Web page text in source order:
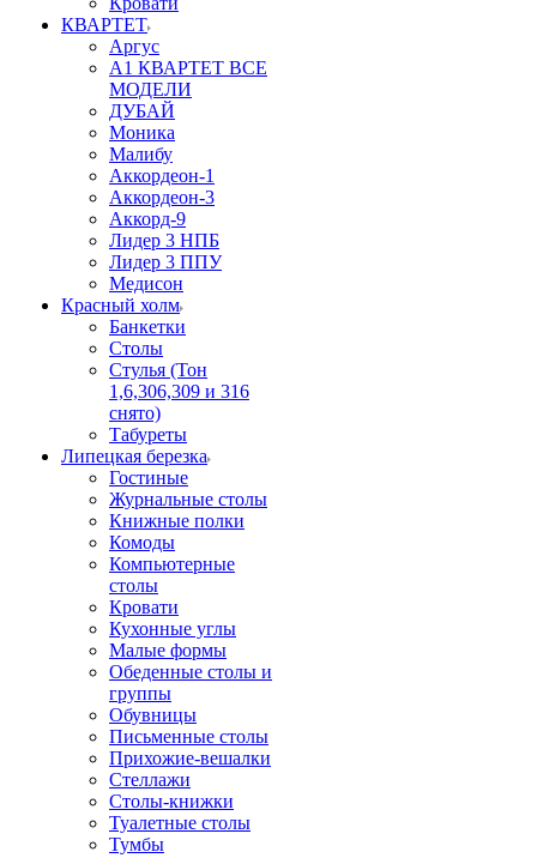
КВАРТЕТ
Аргус
А1 КВАРТЕТ ВСЕ
МОДЕЛИ
ДУБАЙ
Моника
Малибу
Аккордеон-1
Аккордеон-3
Аккорд-9
Лидер 3 НПБ
Лидер 3 ППУ
Медисон
Красный холм
Банкетки
Столы
Стулья (Тон
1,6,306,309 и 316
снято)
Табуреты
Липецкая березка
Гостиные
Журнальные столы
Книжные полки
Комоды
Компьютерные
столы
Кровати
Кухонные углы
Малые формы
Обеденные столы и
группы
Обувницы
Письменные столы
Прихожие-вешалки
Стеллажи
Столы-книжки
Туалетные столы
Тумбы